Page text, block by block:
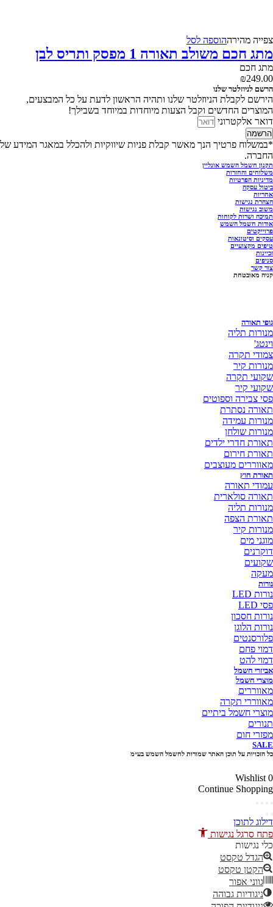
צפייה‬ ‫מהירה‬הוספה לסל
מתג חכם משולב תאורה 1 מפסק ותריס לבן
מתג חכם
₪249.00
הרשם לניוזלטר שלנו
הירשם לקבלת הניוזלטר שלנו ותהיה הראשון לדעת על כל המבצעים,
המוצרים החדשים וקבל הצעות מיוחדות במיוחד בשבילך!
דואר אלקטרוני
הרשמה
*במשלוח פרטיך הנך מאשר קבלת פניות שיווקיות ולהכלל במאגר המידע של
החברה.
תקנון חשמל השמש אונליין
משלוחים והחזרות
מדיניות הפרטיות
ביטול עסקה
אחריות
הצהרת נגישות
משוב נגישות
תמיכה ושרות לקוחות
אודות חשמל השמש
פרוייקטים
עסקים וסיטונאות
טיפים מקצועיים
זכיינות
סניפים
צור קשר
קניה מאובטחת
גופי תאורה
מנורות תליה
וינטג'
צמודי תקרה
מנורות קיר
שקועי תקרה
שקועי קיר
פסי צבירה וספוטים
תאורה נסתרת
מנורות עמידה
מנורות שולחן
תאורת חדרי ילדים
תאורת חירום
מאווררים מעוצבים
תאורת חוץ
עמודי תאורה
תאורה סולארית
מנורות תליה
תאורת הצפה
מנורות קיר
מוגני מים
דוקרנים
שקועים
מעקה
נורות
נורות LED
פסי LED
נורות חסכון
נורות הלוגן
פלורסנטים
דמוי פחם
דמוי להט
אביזרי חשמל
מוצרי חשמל
מאווררים
מאווררי תקרה
מוצרי חשמל ביתיים
תנורים
מפזרי חום
SALE
כל הזכויות על תוכן האתר שמורות לחשמל השמש בע״מ
Wishlist 0
Continue Shopping
דילוג לתוכן
פתח סרגל נגישות
כלי נגישות
הגדל טקסט
הקטן טקסט
גווני אפור
ניגודיות גבוהה